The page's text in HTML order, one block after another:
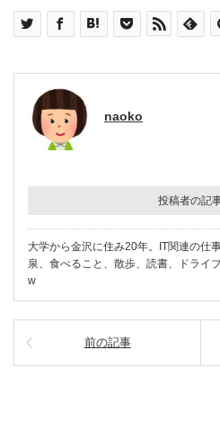
naoko
投稿者の記
大学から金沢に住み20年。IT関連の仕
泉、食べること、散歩、読書、ドライ
w
前の記事